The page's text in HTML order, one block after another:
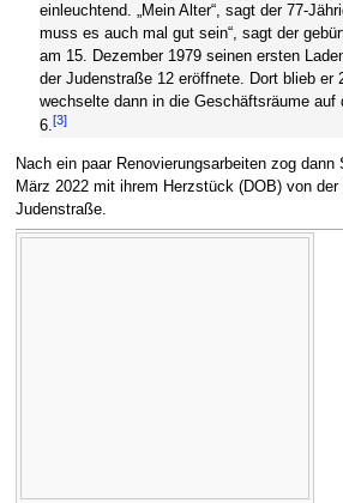
einleuchtend. „Mein Alter“, sagt der 77-
muss es auch mal gut sein“, sagt der
am 15. Dezember 1979 seinen ersten
der Judenstraße 12 eröffnete. Dort blieb er
wechselte dann in die Geschäftsräume auf
6.[3]
Nach ein paar Renovierungsarbeiten zog dann
März 2022 mit ihrem Herzstück (DOB) von der
Judenstraße.